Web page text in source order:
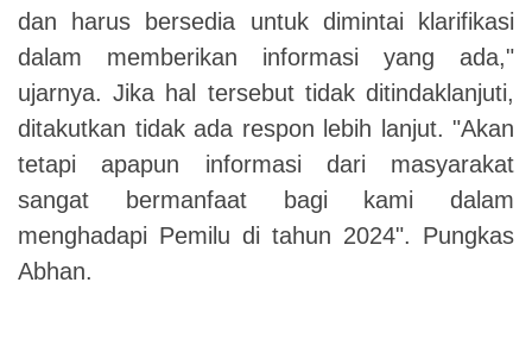
dan harus bersedia untuk dimintai klarifikasi
dalam memberikan informasi yang ada,"
ujarnya. Jika hal tersebut tidak ditindaklanjuti,
ditakutkan tidak ada respon lebih lanjut. "Akan
tetapi apapun informasi dari masyarakat
sangat bermanfaat bagi kami dalam
menghadapi Pemilu di tahun 2024". Pungkas
Abhan.